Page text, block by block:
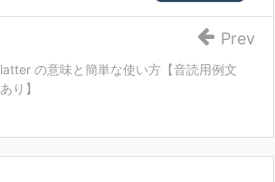
latter の意味と簡単な使い方【音読用例文
あり】
Prev